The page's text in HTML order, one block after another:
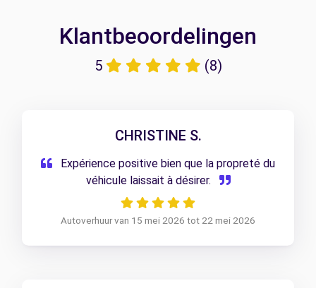
Klantbeoordelingen
5 (8)
CHRISTINE S.
Expérience positive bien que la propreté du
véhicule laissait à désirer.
Autoverhuur van 15 mei 2026 tot 22 mei 2026